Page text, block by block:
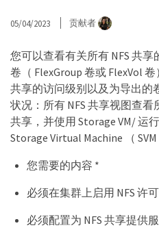
05/04/2023 贡献者
您可以查看有关所有 NFS 共
卷（ FlexGroup 卷或 FlexVol
共享的访问级别以及为导出的
状况：所有 NFS 共享视图查
共享，并使用 Storage VM/ 运
Storage Virtual Machine （ SVM
您需要的内容 *
必须在集群上启用 NFS 许可
必须配置为 NFS 共享提供